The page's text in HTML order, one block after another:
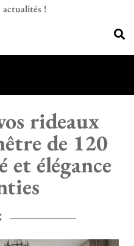
actualités !
rideaux
de 120
élégance